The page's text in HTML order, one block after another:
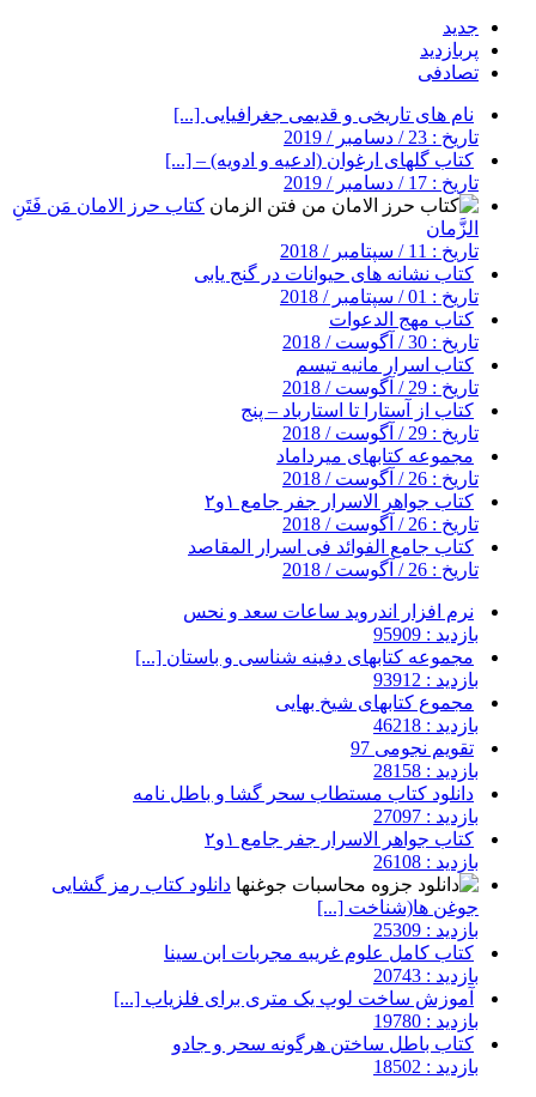
جدید
پربازدید
تصادفی
نام های تاریخی و قدیمی جغرافیایی [...]
تاریخ : 23 / دسامبر / 2019
کتاب گلهای ارغوان (ادعیه و ادویه) – [...]
تاریخ : 17 / دسامبر / 2019
کتاب حرز الامان مَن فَتَنِ
الزَّمان
تاریخ : 11 / سپتامبر / 2018
کتاب نشانه های حیوانات در گنج یابی
تاریخ : 01 / سپتامبر / 2018
کتاب مهج الدعوات
تاریخ : 30 / آگوست / 2018
کتاب اسرار مانیه تیسم
تاریخ : 29 / آگوست / 2018
کتاب از آستارا تا استارباد – پنج
تاریخ : 29 / آگوست / 2018
مجموعه کتابهای میرداماد
تاریخ : 26 / آگوست / 2018
کتاب جواهر الاسرار جفر جامع ۱و۲
تاریخ : 26 / آگوست / 2018
کتاب جامع الفوائد فی اسرار المقاصد
تاریخ : 26 / آگوست / 2018
نرم افزار اندروید ساعات سعد و نحس
بازدید : 95909
مجموعه کتابهای دفینه شناسی و باستان [...]
بازدید : 93912
مجموع کتابهای شیخ بهایی
بازدید : 46218
تقویم نجومی 97
بازدید : 28158
دانلود کتاب مستطاب سحر گشا و باطل نامه
بازدید : 27097
کتاب جواهر الاسرار جفر جامع ۱و۲
بازدید : 26108
دانلود کتاب رمز گشایی
جوغن ها(شناخت [...]
بازدید : 25309
کتاب کامل علوم غریبه مجربات ابن سینا
بازدید : 20743
آموزش ساخت لوپ یک متری برای فلزیاب [...]
بازدید : 19780
کتاب باطل ساختن هرگونه سحر و جادو
بازدید : 18502